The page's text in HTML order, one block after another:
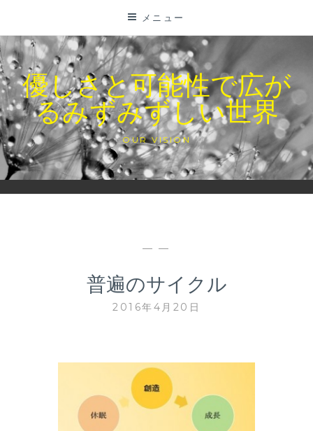
テ
ン
ツ
に
ス
キ
ッ
プ
メニュー
優しさと可能性で広が
るみずみずしい世界
OUR VISION
— —
普遍のサイクル
2016年4月20日